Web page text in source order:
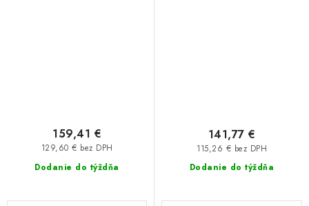
Dodanie do týždňa
129,60 € bez DPH
159,41 €
Dodanie do týždňa
115,26 € bez DPH
141,77 €